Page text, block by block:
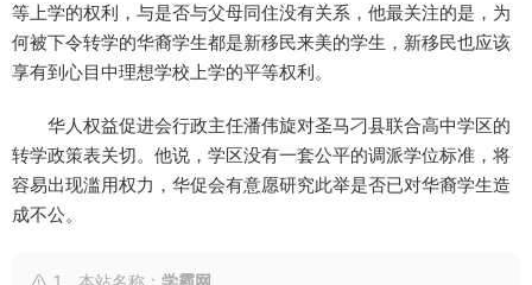
等上学的权利，与是否与父母同住没有关系，他最关注的是，为
何被下令转学的华裔学生都是新移民来美的学生，新移民也应该
享有到心目中理想学校上学的平等权利。
华人权益促进会行政主任潘伟旋对圣马刁县联合高中学区的
转学政策表关切。他说，学区没有一套公平的调派学位标准，将
容易出现滥用权力，华促会有意愿研究此举是否已对华裔学生造
成不公。